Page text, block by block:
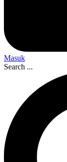
Masuk
Search ...